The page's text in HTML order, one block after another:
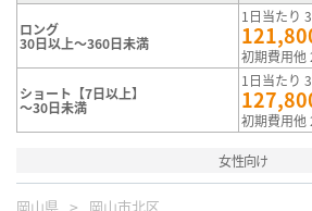
ロング
30日以上～360日未満
1日当たり
初期費用他
ショート【7日以上】
～30日未満
1日当たり
初期費用他
女性向け
岡山県 岡山市北区